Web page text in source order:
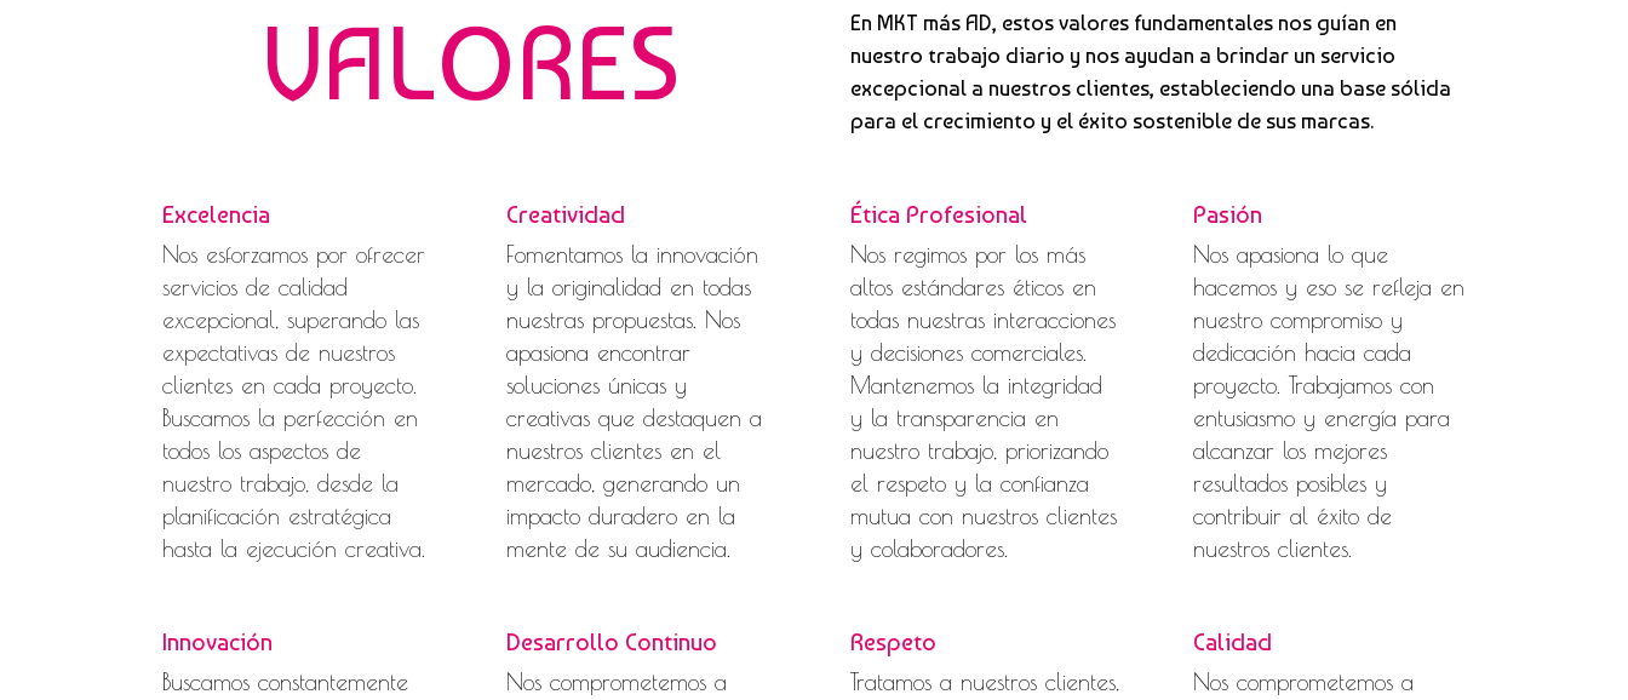
VALORES
En MKT más AD, estos valores fundamentales nos guían en
nuestro trabajo diario y nos ayudan a brindar un servicio
excepcional a nuestros clientes, estableciendo una base sólida
para el crecimiento y el éxito sostenible de sus marcas.
Excelencia
Nos esforzamos por ofrecer
servicios de calidad
excepcional, superando las
expectativas de nuestros
clientes en cada proyecto.
Buscamos la perfección en
todos los aspectos de
nuestro trabajo, desde la
planificación estratégica
hasta la ejecución creativa.
Creatividad
Fomentamos la innovación
y la originalidad en todas
nuestras propuestas. Nos
apasiona encontrar
soluciones únicas y
creativas que destaquen a
nuestros clientes en el
mercado, generando un
impacto duradero en la
mente de su audiencia.
Ética Profesional
Nos regimos por los más
altos estándares éticos en
todas nuestras interacciones
y decisiones comerciales.
Mantenemos la integridad
y la transparencia en
nuestro trabajo, priorizando
el respeto y la confianza
mutua con nuestros clientes
y colaboradores.
Pasión
Nos apasiona lo que
hacemos y eso se refleja en
nuestro compromiso y
dedicación hacia cada
proyecto. Trabajamos con
entusiasmo y energía para
alcanzar los mejores
resultados posibles y
contribuir al éxito de
nuestros clientes.
Innovación
Buscamos constantemente
Desarrollo Continuo
Nos comprometemos a
Respeto
Tratamos a nuestros clientes,
Calidad
Nos comprometemos a